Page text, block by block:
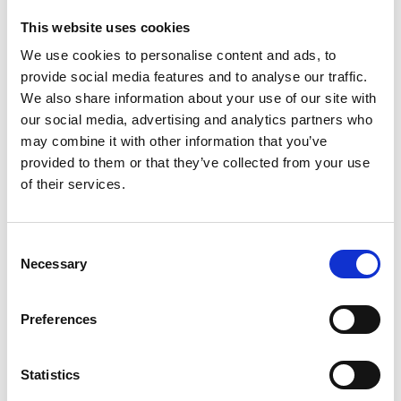
This website uses cookies
We use cookies to personalise content and ads, to
provide social media features and to analyse our traffic.
We also share information about your use of our site with
our social media, advertising and analytics partners who
may combine it with other information that you’ve
provided to them or that they’ve collected from your use
of their services.
Selection
Necessary
Preferences
Statistics
l’accouchement et la mortalité infantile est
également trop présente. En construisant une
maternité qui vise ces femmes vulnérables, un
accès aux soins via une équipe soignante formée
et professionnelle permettrait de limiter ces
risques. Un travail de prévention et de
sensibilisation à l’accouchement en clinique fait
également partie intégrante du projet. La
pouvoir s’y rendre facilement, en cas de suivi ou
inexistantes et que les premiers établissements de
Développement pour
l’Autopromotion des Pygmées